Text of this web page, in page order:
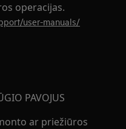
operacijas.
user-manuals/
PAVOJUS
ar priežiūros